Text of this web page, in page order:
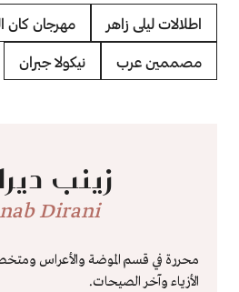
اطلالات ليلى زاهر مهرجان كان
مصممين عرب نيكولا جبران
زينب
Dirani
محررة في قسم الموضة والأعراس
الأزياء وآخر الصيحات.